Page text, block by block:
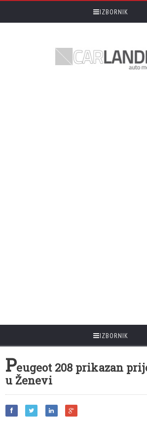
IZBORNIK
IZBORNIK
Peugeot 208 prikazan
u Ženevi